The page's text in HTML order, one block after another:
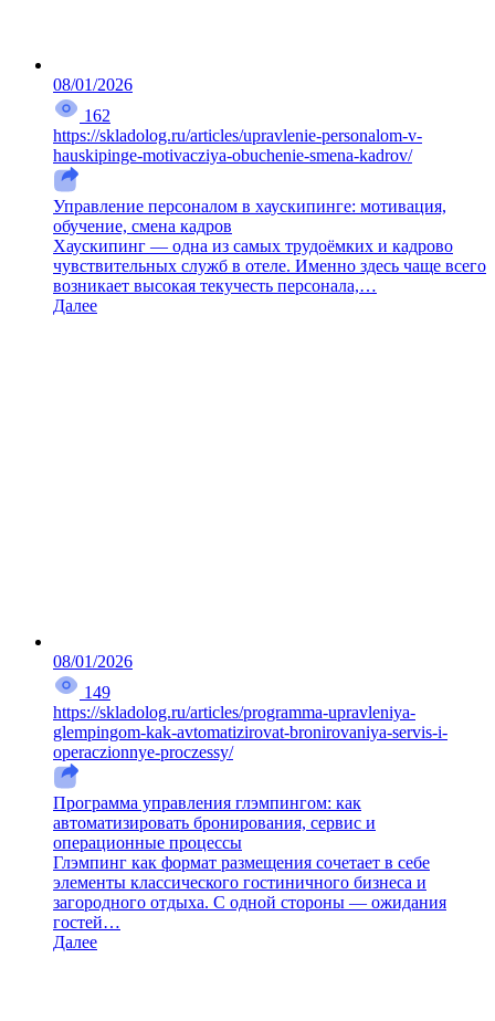
08/01/2026
162
https://skladolog.ru/articles/upravlenie-personalom-v-
hauskipinge-motivacziya-obuchenie-smena-kadrov/
Управление персоналом в хаускипинге: мотивация,
обучение, смена кадров
Хаускипинг — одна из самых трудоёмких и кадрово
чувствительных служб в отеле. Именно здесь чаще всего
возникает высокая текучесть персонала,…
Далее
08/01/2026
149
https://skladolog.ru/articles/programma-upravleniya-
glempingom-kak-avtomatizirovat-bronirovaniya-servis-i-
operaczionnye-proczessy/
Программа управления глэмпингом: как
автоматизировать бронирования, сервис и
операционные процессы
Глэмпинг как формат размещения сочетает в себе
элементы классического гостиничного бизнеса и
загородного отдыха. С одной стороны — ожидания
гостей…
Далее